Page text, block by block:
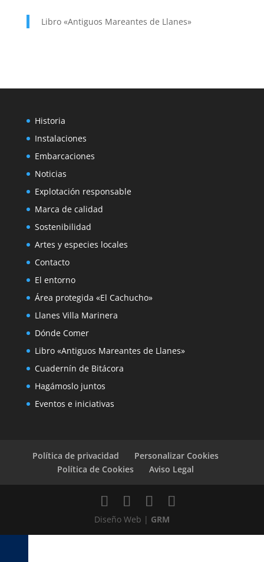
Libro «Antiguos Mareantes de Llanes»
Historia
Instalaciones
Embarcaciones
Noticias
Explotación responsable
Marca de calidad
Sostenibilidad
Artes y especies locales
Contacto
El entorno
Área protegida «El Cachucho»
Llanes Villa Marinera
Dónde Comer
Libro «Antiguos Mareantes de Llanes»
Cuadernín de Bitácora
Hagámoslo juntos
Eventos e iniciativas
Política de privacidad
Personalizar Cookies
Política de Cookies
Aviso Legal
Diseño Web | GRM